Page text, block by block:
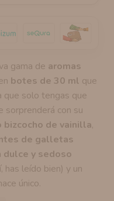
gama de aromas
botes de 30 ml que
que solo tengas que
sorprenderá con su
bizcocho de vainilla,
de galletas
dulce y sedoso
has leído bien) y un
único.